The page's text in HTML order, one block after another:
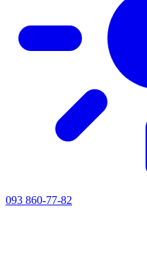
093 860-77-82